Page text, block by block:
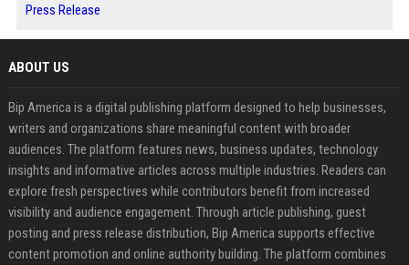
Press Release
ABOUT US
Bip America is a digital publishing platform designed to help businesses,
writers and organizations share meaningful content with broader
audiences. The platform features news, business updates, technology
insights and informative articles across multiple industries. Readers can
explore fresh perspectives while contributors benefit from increased
visibility and audience engagement. Through article publishing, guest
posting and press release distribution, Bip America supports effective
content promotion and online authority building. The platform combines